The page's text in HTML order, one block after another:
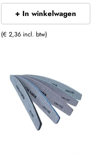
+ In winkelwagen
(€ 2,36 incl. btw)